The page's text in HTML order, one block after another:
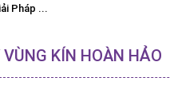
Pháp ...
KÍN HOÀN HẢO